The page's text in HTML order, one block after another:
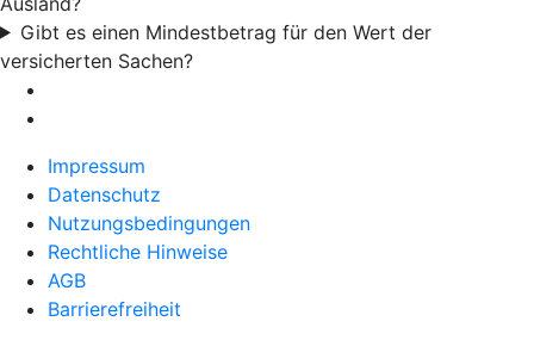
Gibt es einen Mindestbetrag für den Wert der
versicherten Sachen?
Impressum
Datenschutz
Nutzungsbedingungen
Rechtliche Hinweise
AGB
Barrierefreiheit